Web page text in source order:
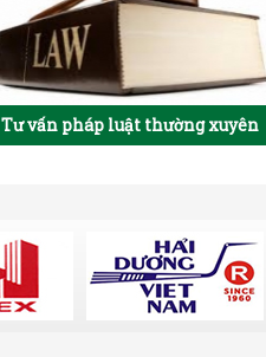
Tư vấn pháp luật thường xuyên